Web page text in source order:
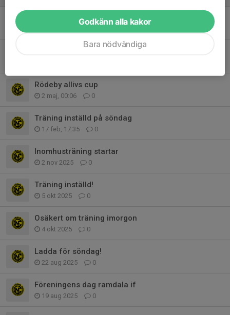
Sammandrag Sölvesborg
Rödeby allivs cup
2 maj, 00:06 0
Träning inställd på söndag
17 feb, 17:35 0
Inomhusträning startar
2 nov 2025 0
Träning inställd!
5 okt 2025 0
Osäkert om träning imorgon
4 okt 2025 0
Ladda för söndag!
22 aug 2025 0
Föreningens dag ramdala if
19 aug 2025 0
Godkänn alla kakor
Bara nödvändiga